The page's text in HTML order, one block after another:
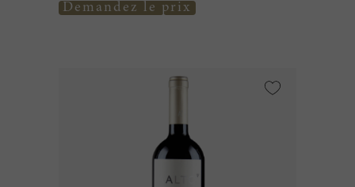
Demandez le prix